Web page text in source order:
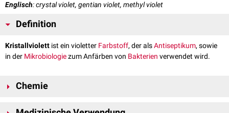
Englisch: crystal violet, gentian violet, methyl violet
Definition
Kristallviolett ist ein violetter Farbstoff, der alsAntiseptikum, sowie
in der Mikrobiologiezum Anfärben von Bakterien verwendet wird.
Chemie